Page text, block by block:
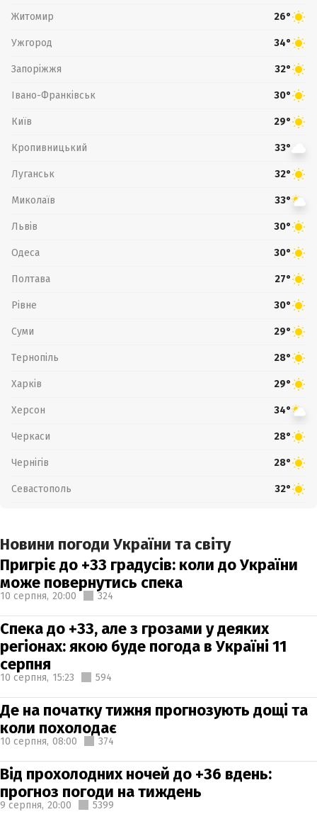
Житомир 26°
Ужгород 34°
Запоріжжя 32°
Івано-Франківськ 30°
Київ 29°
Кропивницький 33°
Луганськ 32°
Миколаїв 33°
Львів 30°
Одеса 30°
Полтава 27°
Рівне 30°
Суми 29°
Тернопіль 28°
Харків 29°
Херсон 34°
Черкаси 28°
Чернігів 28°
Севастополь 32°
Новини погоди України та світу
Пригріє до +33 градусів: коли до України
може повернутись спека
10 серпня, 20:00 324
Спека до +33, але з грозами у деяких
регіонах: якою буде погода в Україні 11
серпня
10 серпня, 15:23 594
Де на початку тижня прогнозують дощі та
коли похолодає
10 серпня, 08:00 374
Від прохолодних ночей до +36 вдень:
прогноз погоди на тиждень
9 серпня, 20:00 5399